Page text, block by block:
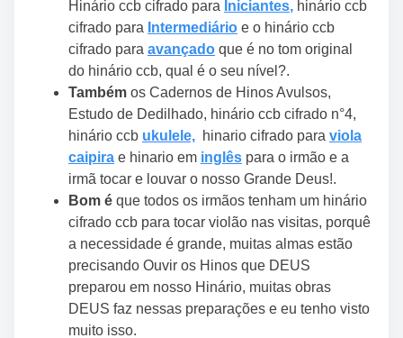
Hinário ccb cifrado para Iniciantes, hinário ccb
cifrado para Intermediário e o hinário ccb
cifrado para avançado que é no tom original
do hinário ccb, qual é o seu nível?.
Também os Cadernos de Hinos Avulsos,
Estudo de Dedilhado, hinário ccb cifrado n°4,
hinário ccb ukulele, hinario cifrado para viola
caipira e hinario em inglês para o irmão e a
irmã tocar e louvar o nosso Grande Deus!.
Bom é que todos os irmãos tenham um hinário
cifrado ccb para tocar violão nas visitas, porquê
a necessidade é grande, muitas almas estão
precisando Ouvir os Hinos que DEUS
preparou em nosso Hinário, muitas obras
DEUS faz nessas preparações e eu tenho visto
muito isso.